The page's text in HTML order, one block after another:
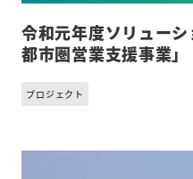
令和元年度ソリュー
都市圏営業支援事業」
プロジェクト